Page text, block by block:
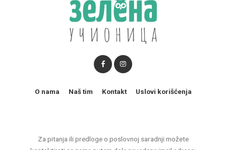
Za pitanja ili predloge o poslovnoj saradnji možete
O nama Naš tim Kontakt Uslovi korišćenja